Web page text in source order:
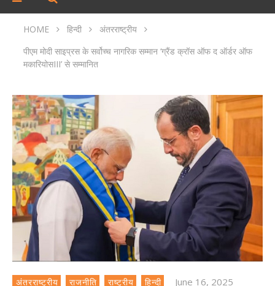
HOME हिन्दी
अंतरराष्ट्रीय
पीएम मोदी साइप्रस के सर्वोच्च नागरिक सम्मान ‘ग्रैंड क्रॉस ऑफ द ऑर्डर ऑफ
मकारियोसIII’ से सम्मानित
अंतरराष्ट्रीय राजनीति राष्ट्रीय हिन्दी June 16, 2025